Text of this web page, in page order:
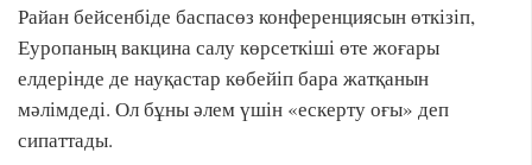
Райан бейсенбіде баспасөз конференциясын өткізіп,
Еуропаның вакцина салу көрсеткіші өте жоғары
елдерінде де науқастар көбейіп бара жатқанын
мәлімдеді. Ол бұны әлем үшін «ескерту оғы» деп
сипаттады.